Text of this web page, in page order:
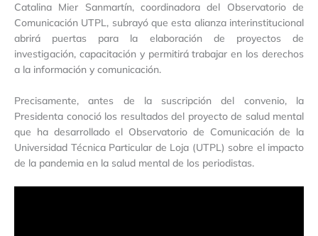
Catalina Mier Sanmartín, coordinadora del Observatorio de
Comunicación UTPL, subrayó que esta alianza interinstitucional
abrirá puertas para la elaboración de proyectos de
investigación, capacitación y permitirá trabajar en los derechos
a la información y comunicación.
Precisamente, antes de la suscripción del convenio, la
Presidenta conoció los resultados del proyecto de salud mental
que ha desarrollado el Observatorio de Comunicación de la
Universidad Técnica Particular de Loja (UTPL) sobre el impacto
de la pandemia en la salud mental de los periodistas.